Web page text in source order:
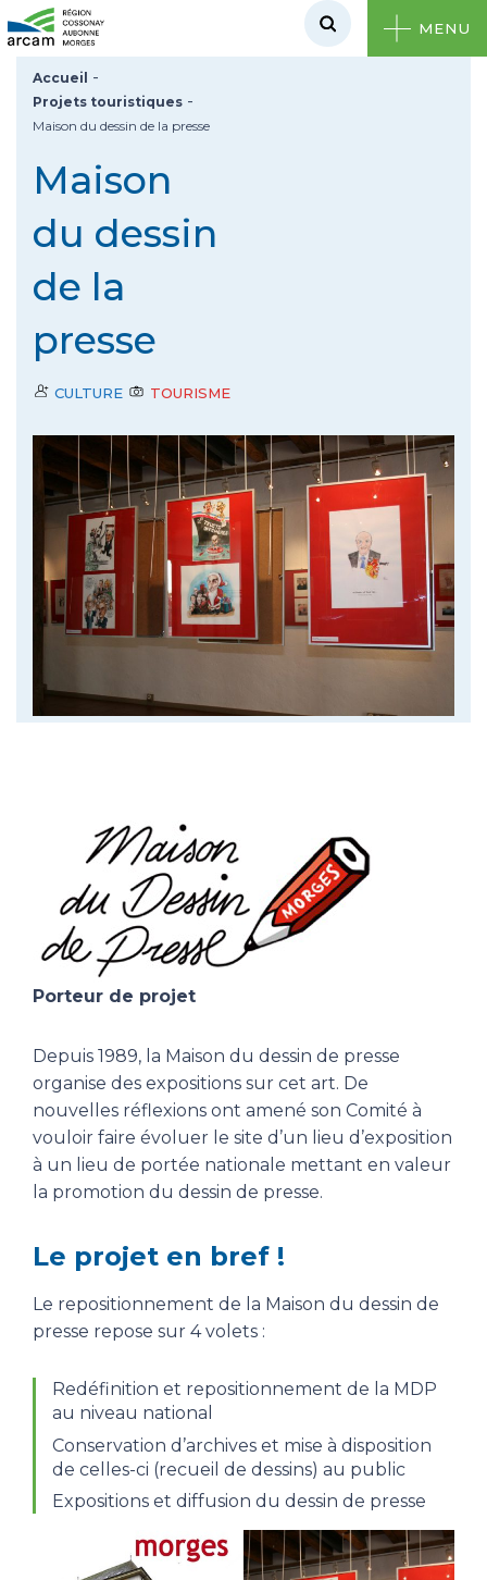
MENU
Accueil -
Projets touristiques -
Maison du dessin de la presse
Maison
du dessin
de la
presse
CULTURE TOURISME
Porteur de projet
Depuis 1989, la Maison du dessin de presse
organise des expositions sur cet art. De
nouvelles réflexions ont amené son Comité à
vouloir faire évoluer le site d’un lieu d’exposition
à un lieu de portée nationale mettant en valeur
la promotion du dessin de presse.
Le projet en bref !
Le repositionnement de la Maison du dessin de
presse repose sur 4 volets :
Redéfinition et repositionnement de la MDP
au niveau national
Conservation d’archives et mise à disposition
de celles-ci (recueil de dessins) au public
Expositions et diffusion du dessin de presse